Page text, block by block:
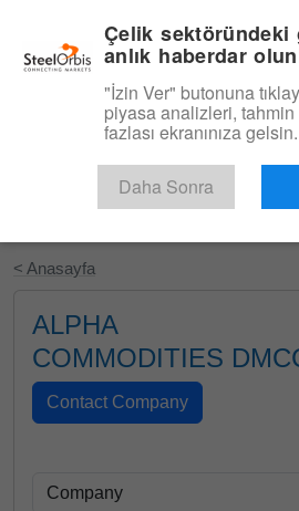
Ücretsiz
< Anasayfa
ALPHA
COMMODITIES
Çelik sektöründeki
anlık haberdar
"İzin Ver" butonuna
piyasa analizleri, tahmin
fazlası ekranınıza gelsin.
Daha Sonra